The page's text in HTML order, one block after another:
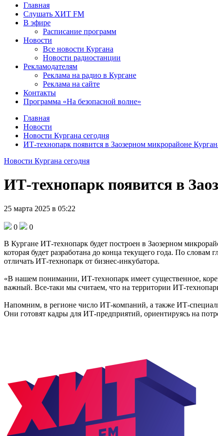
Главная
Слушать ХИТ FM
В эфире
Расписание программ
Новости
Все новости Кургана
Новости радиостанции
Рекламодателям
Реклама на радио в Кургане
Реклама на сайте
Контакты
Программа «На безопасной волне»
Главная
Новости
Новости Кургана сегодня
ИТ-технопарк появится в Заозерном микрорайоне
Новости Кургана сегодня
ИТ-технопарк появится в
25 марта 2025 в 05:22
0
0
В Кургане ИТ-технопарк будет построен в Заозерном
которая будет разработана до конца текущего года. По словам
отличать ИТ-технопарк от бизнес-инкубатора.
«В нашем понимании, ИТ-технопарк имеет существенное,
важный. Все-таки мы считаем, что на территории ИТ-
Напомним, в регионе число ИТ-компаний, а также ИТ-
Они готовят кадры для ИТ-предприятий, ориентируясь на